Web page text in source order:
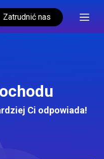
Zatrudnić nas
Ci odpowiada!